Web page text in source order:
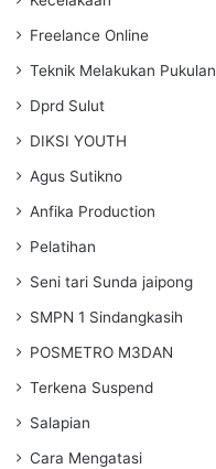
Freelance Online
Teknik Melakukan Pukulan
Dprd Sulut
DIKSI YOUTH
Agus Sutikno
Anfika Production
Pelatihan
Seni tari Sunda jaipong
SMPN 1 Sindangkasih
POSMETRO M3DAN
Terkena Suspend
Salapian
Cara Mengatasi